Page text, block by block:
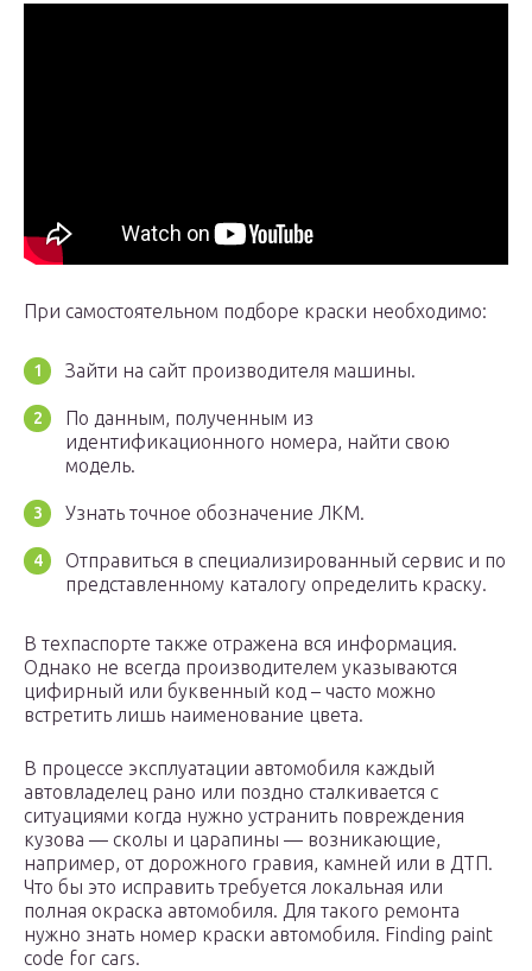
При самостоятельном подборе краски необходимо:
Зайти на сайт производителя машины.
По данным, полученным из
идентификационного номера, найти свою
модель.
Узнать точное обозначение ЛКМ.
Отправиться в специализированный сервис и по
представленному каталогу определить краску.
В техпаспорте также отражена вся информация.
Однако не всегда производителем указываются
цифирный или буквенный код – часто можно
встретить лишь наименование цвета.
В процессе эксплуатации автомобиля каждый
автовладелец рано или поздно сталкивается с
ситуациями когда нужно устранить повреждения
кузова — сколы и царапины — возникающие,
например, от дорожного гравия, камней или в ДТП.
Что бы это исправить требуется локальная или
полная окраска автомобиля. Для такого ремонта
нужно знать номер краски автомобиля. Finding paint
code for cars.